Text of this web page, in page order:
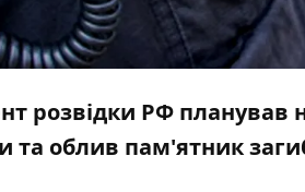
розвідки РФ
та облив пам'ятник